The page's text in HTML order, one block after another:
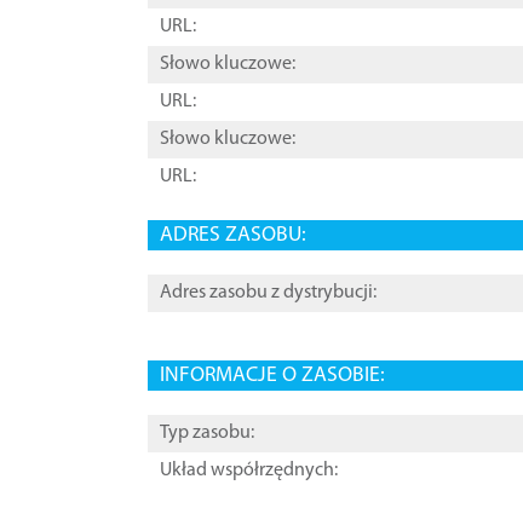
URL:
Słowo kluczowe:
URL:
Słowo kluczowe:
URL:
ADRES ZASOBU:
Adres zasobu z dystrybucji:
INFORMACJE O ZASOBIE:
Typ zasobu:
Układ współrzędnych: